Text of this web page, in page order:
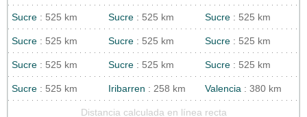
Sucre : 525 km Sucre : 525 km Sucre : 525 km
Sucre : 525 km Sucre : 525 km Sucre : 525 km
Sucre : 525 km Sucre : 525 km Sucre : 525 km
Sucre : 525 km Iribarren : 258 km Valencia : 380 km
Distancia calculada en línea recta